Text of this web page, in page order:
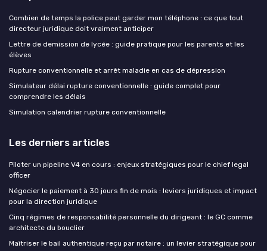
Combien de temps la police peut garder mon téléphone : ce que tout
directeur juridique doit vraiment anticiper
Lettre de demission de lycée : guide pratique pour les parents et les
élèves
Rupture conventionnelle et arrêt maladie en cas de dépression
Simulateur délai rupture conventionnelle : guide complet pour
comprendre les délais
Simulation calendrier rupture conventionnelle
Les derniers articles
Piloter un pipeline V4 en cours : enjeux stratégiques pour le chief legal
officer
Négocier le paiement à 30 jours fin de mois : leviers juridiques et impact
pour la direction juridique
Cinq régimes de responsabilité personnelle du dirigeant : le GC comme
architecte du bouclier
Maîtriser le bail authentique reçu par notaire : un levier stratégique pour